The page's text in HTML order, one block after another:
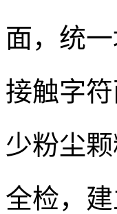
面，统
接触字
少粉尘
全检，